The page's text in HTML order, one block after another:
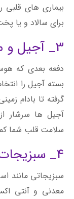
بیماری های
برای سالاد و یا
3_ آجیل و مغزها
دفعه بعدی که
بسته آجیل را
گرفته تا بادام
آجیل ها سرشار
سلامت قلب شما
4_ سبزیجات برگ سبز
سبزیجاتی مانند
معدنی و آنتی